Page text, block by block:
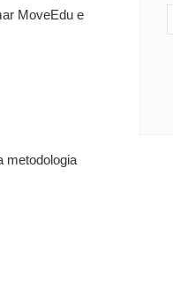
MoveEdu e
metodologia